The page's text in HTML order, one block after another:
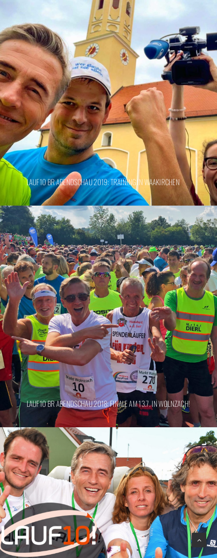
LAUF10 BR ABENDSCHAU 2019: TRAINING IN WAAKIRCHEN
LAUF10 BR ABENDSCHAU 2018: FINALE AM 13.7. IN WOLNZACH!